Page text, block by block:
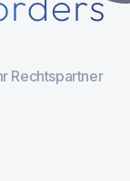
Rechtspartner